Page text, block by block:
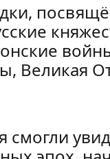
Великая
смогли